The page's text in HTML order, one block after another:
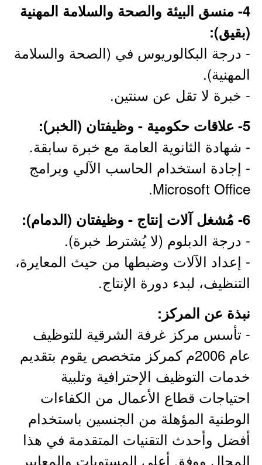
4- منسق البيئة والصحة والسلامة المهنية
(بقيق):
- درجة البكالوريوس في (الصحة والسلامة
المهنية).
- خبرة لا تقل عن سنتين.
5- علاقات حكومية - وظيفتان (الخبر):
- شهادة الثانوية العامة مع خبرة سابقة.
- إجادة استخدام الحاسب الآلي وبرامج
Microsoft Office.
6- مُشغل آلات إنتاج - وظيفتان (الدمام):
- درجة الدبلوم (لا يُشترط خبرة).
- إعداد الآلات وضبطها من حيث المعايرة،
التنظيف، لبدء دورة الإنتاج.
نبذة عن المركز:
- تأسس مركز غرفة الشرقية للتوظيف
عام 2006م كمركز متخصص يقوم بتقديم
خدمات التوظيف الإحترافية وتلبية
احتياجات قطاع الأعمال من الكفاءات
الوطنية المؤهلة من الجنسين باستخدام
أفضل وأحدث التقنيات المتقدمة في هذا
المجال ووفق أعلى المستويات والمعايير